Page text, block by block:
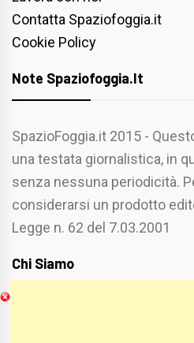
Contatta Spaziofoggia.it
Cookie Policy
Note Spaziofoggia.it
SpazioFoggia.it 2015 -
una testata giornalistica, in
senza nessuna periodicità.
considerarsi un prodotto
Legge n. 62 del 7.03.2001
Chi Siamo